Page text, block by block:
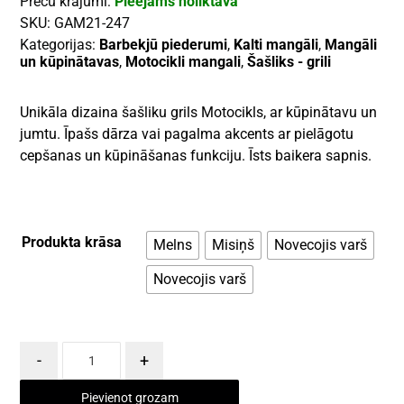
SKU: GAM21-247
Kategorijas: Barbekjū piederumi, Kalti mangāli, Mangāli
un kūpinātavas, Motocikli mangali,Šašliks - grili
Unikāla dizaina šašliku grils Motocikls, ar kūpinātavu un
jumtu. Īpašs dārza vai pagalma akcents ar pielāgotu
cepšanas un kūpināšanas funkciju. Īsts baikera sapnis.
Produkta krāsa Melns Misiņš
Novecojis varš
Novecojis varš
- +
Pievienot grozam